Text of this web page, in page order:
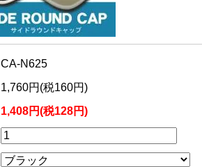
CA-N625
1,760円(税160円)
1,408円(税128円)